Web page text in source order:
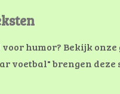
humor? Bekijk
voetbal" brengen